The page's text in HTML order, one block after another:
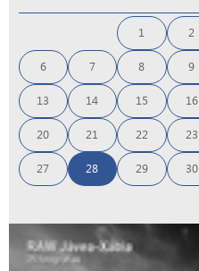
1 2
6 7 8 9
13 14 15 16
20 21 22 23
27 28 29 30